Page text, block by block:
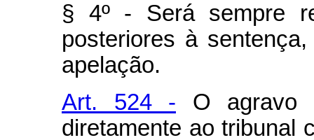
§ 4º - Será sempre
posteriores à
apelação.
Art. 524 - O agravo
diretamente ao tribunal